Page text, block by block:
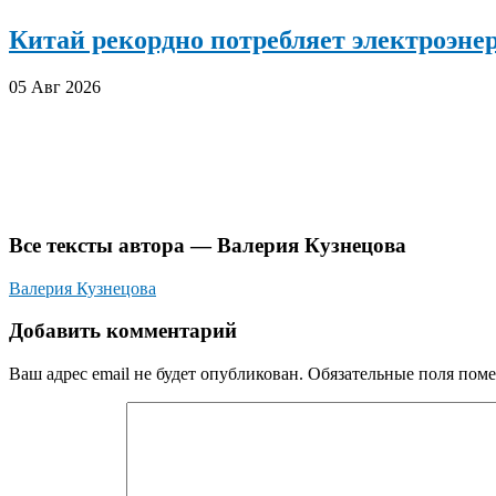
Китай рекордно потребляет
05 Авг 2026
Все тексты автора — Валерия Кузнецова
Валерия Кузнецова
Добавить комментарий
Ваш адрес email не будет опубликован. Обязательные поля